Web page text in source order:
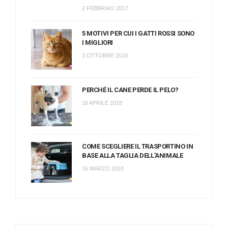
2 FEBBRAIO 2017
5 MOTIVI PER CUI I GATTI ROSSI SONO
I MIGLIORI
3 OTTOBRE 2018
PERCHÉ IL CANE PERDE IL PELO?
16 APRILE 2018
COME SCEGLIERE IL TRASPORTINO IN
BASE ALLA TAGLIA DELL’ANIMALE
16 MARZO 2018